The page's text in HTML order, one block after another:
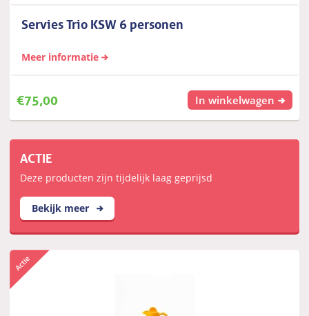
Servies Trio KSW 6 personen
Meer informatie
€75,00 In winkelwagen
ACTIE
Deze producten zijn tijdelijk laag geprijsd
Bekijk meer